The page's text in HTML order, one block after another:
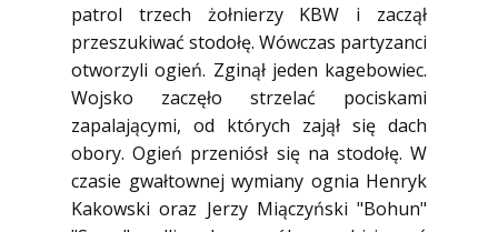
patrol trzech żołnierzy KBW i zaczął
przeszukiwać stodołę. Wówczas partyzanci
otworzyli ogień. Zginął jeden kagebowiec.
Wojsko zaczęło strzelać pociskami
zapalającymi, od których zajął się dach
obory. Ogień przeniósł się na stodołę. W
czasie gwałtownej wymiany ognia Henryk
Kakowski oraz Jerzy Miączyński "Bohun"